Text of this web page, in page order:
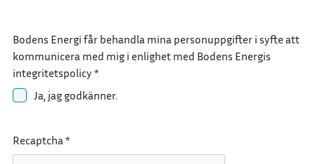
Bodens Energi får behandla mina personuppgifter i syfte att
kommunicera med mig i enlighet med Bodens Energis
integritetspolicy *
Ja, jag godkänner.
Recaptcha*